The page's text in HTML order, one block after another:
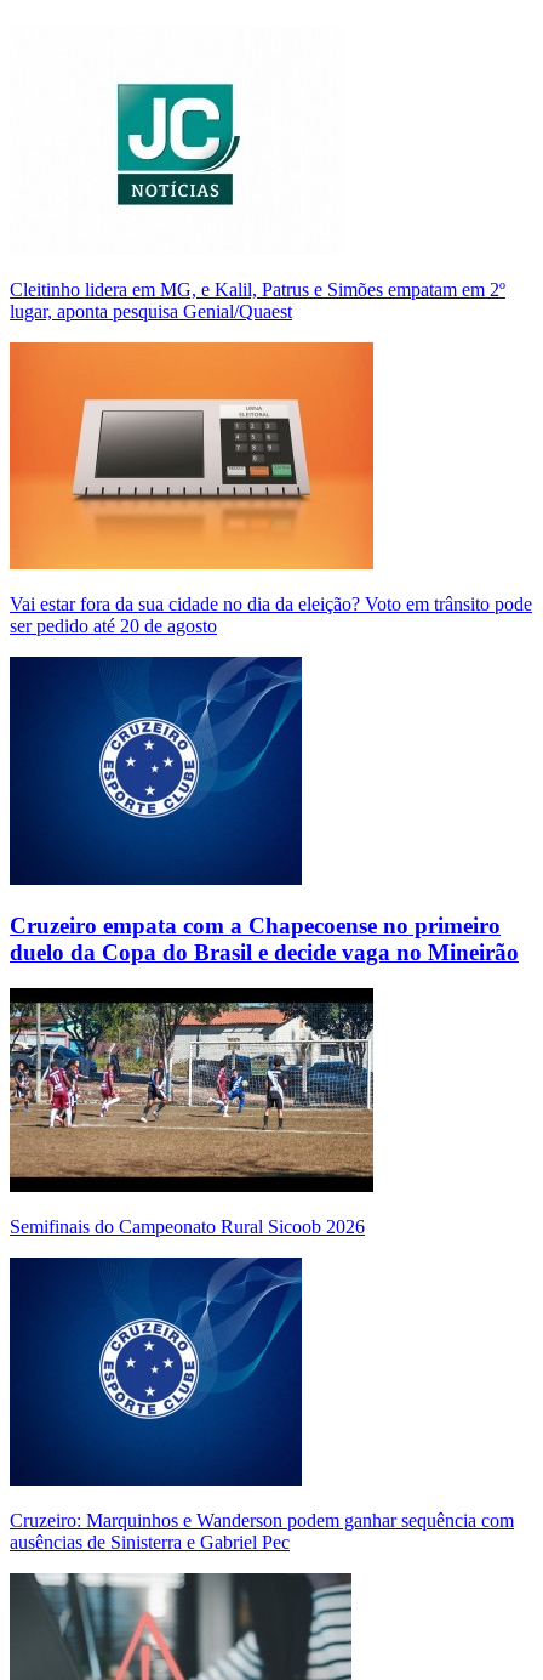
Cleitinho lidera em MG, e Kalil, Patrus e Simões empatam em 2º
lugar, aponta pesquisa Genial/Quaest
Vai estar fora da sua cidade no dia da eleição? Voto em trânsito pode
ser pedido até 20 de agosto
Cruzeiro empata com a Chapecoense no primeiro
duelo da Copa do Brasil e decide vaga no Mineirão
Semifinais do Campeonato Rural Sicoob 2026
Cruzeiro: Marquinhos e Wanderson podem ganhar sequência com
ausências de Sinisterra e Gabriel Pec